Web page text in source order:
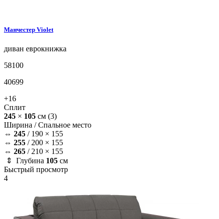
Манчестер Violet
диван еврокнижка
58100
40699
+16
Сплит
245 × 105 см (3)
Ширина /Спальное место
⇔ 245 / 190 × 155
⇔ 255 / 200 × 155
⇔ 265 / 210 × 155
⇕ Глубина 105 см
Быстрый просмотр
4